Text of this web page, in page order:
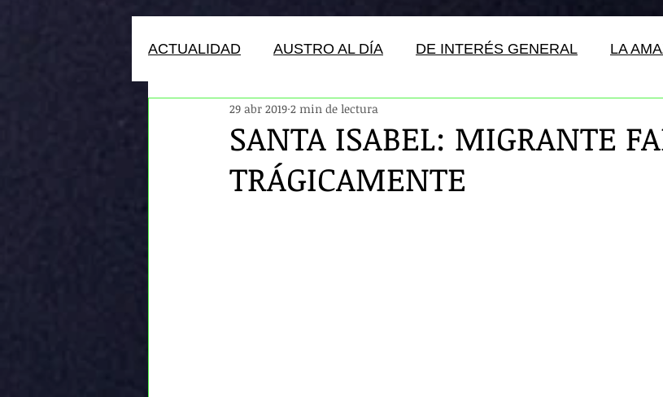
ACTUALIDAD AUSTRO AL DÍA DE INTERÉS GENERAL LA
HUMANOS DEL ECUADOR
SANTA ISABEL: MIGRANTE
TRÁGICAMENTE
29 abr 2019 2 min de lectura